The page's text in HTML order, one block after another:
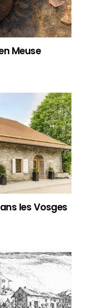
Meuse
les Vosges